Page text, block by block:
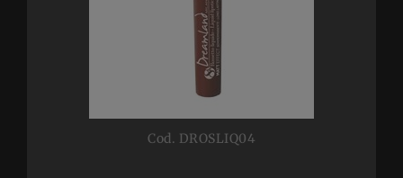
Cod. DROSLIQ04